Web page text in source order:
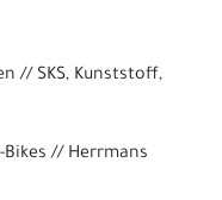
// SKS, Kunststoff,
// Herrmans